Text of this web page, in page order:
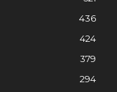
436
424
379
294